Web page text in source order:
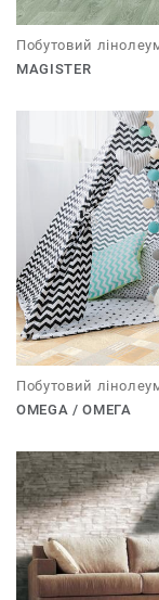
Побутовий
MAGISTER
Побутовий
OMEGA / ОМЕГА